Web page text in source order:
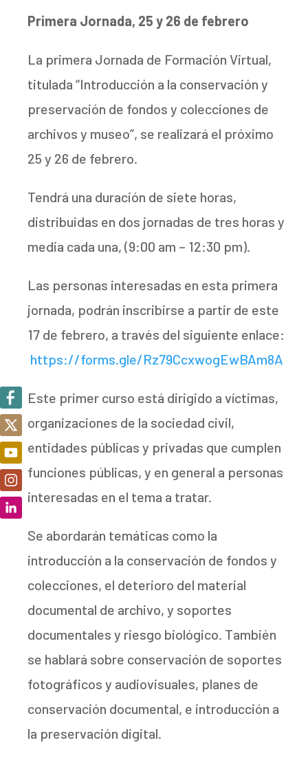
Primera Jornada, 25 y 26 de febrero
La primera Jornada de Formación Virtual,
titulada “Introducción a la conservación y
preservación de fondos y colecciones de
archivos y museo”, se realizará el próximo
25 y 26 de febrero.
Tendrá una duración de siete horas,
distribuidas en dos jornadas de tres horas y
media cada una, (9:00 am – 12:30 pm).
Las personas interesadas en esta primera
jornada, podrán inscribirse a partir de este
17 de febrero, a través del siguiente enlace:
https://forms.gle/Rz79CcxwogEwBAm8A
Este primer curso está dirigido a víctimas,
organizaciones de la sociedad civil,
entidades públicas y privadas que cumplen
funciones públicas, y en general a personas
interesadas en el tema a tratar.
Se abordarán temáticas como la
introducción a la conservación de fondos y
colecciones, el deterioro del material
documental de archivo, y soportes
documentales y riesgo biológico. También
se hablará sobre conservación de soportes
fotográficos y audiovisuales, planes de
conservación documental, e introducción a
la preservación digital.